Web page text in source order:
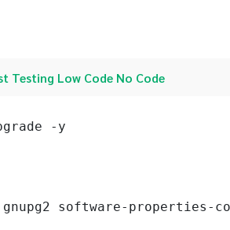
Testing Low Code No Code
-y
software-properties-